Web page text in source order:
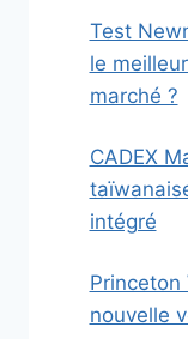
Test
le
marché ?
CADEX
intégré
Princeton
nouvelle